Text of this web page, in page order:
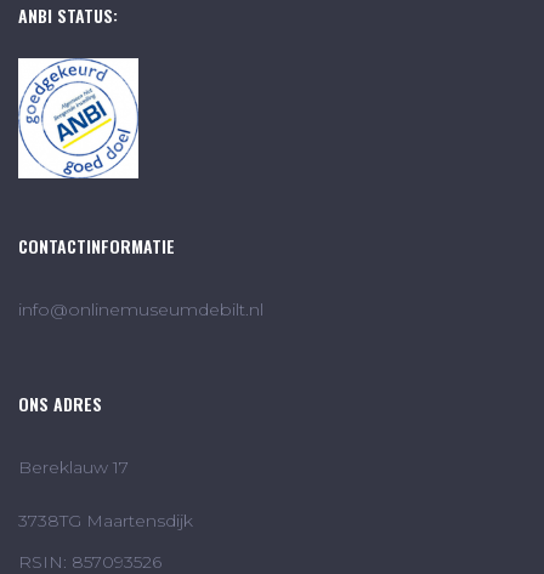
ANBI STATUS:
CONTACTINFORMATIE
info@onlinemuseumdebilt.nl
ONS ADRES
Bereklauw 17
3738TG Maartensdijk
RSIN: 857093526